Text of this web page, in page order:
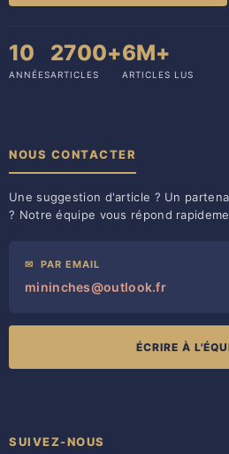
10
ANNÉES
2700+
ARTICLES
6M+
ARTICLES LUS
NOUS CONTACTER
Une suggestion d'article ? Un
? Notre équipe vous répond
✉ PAR EMAIL
mininches@outlook.fr
ÉCRIRE À
SUIVEZ-NOUS